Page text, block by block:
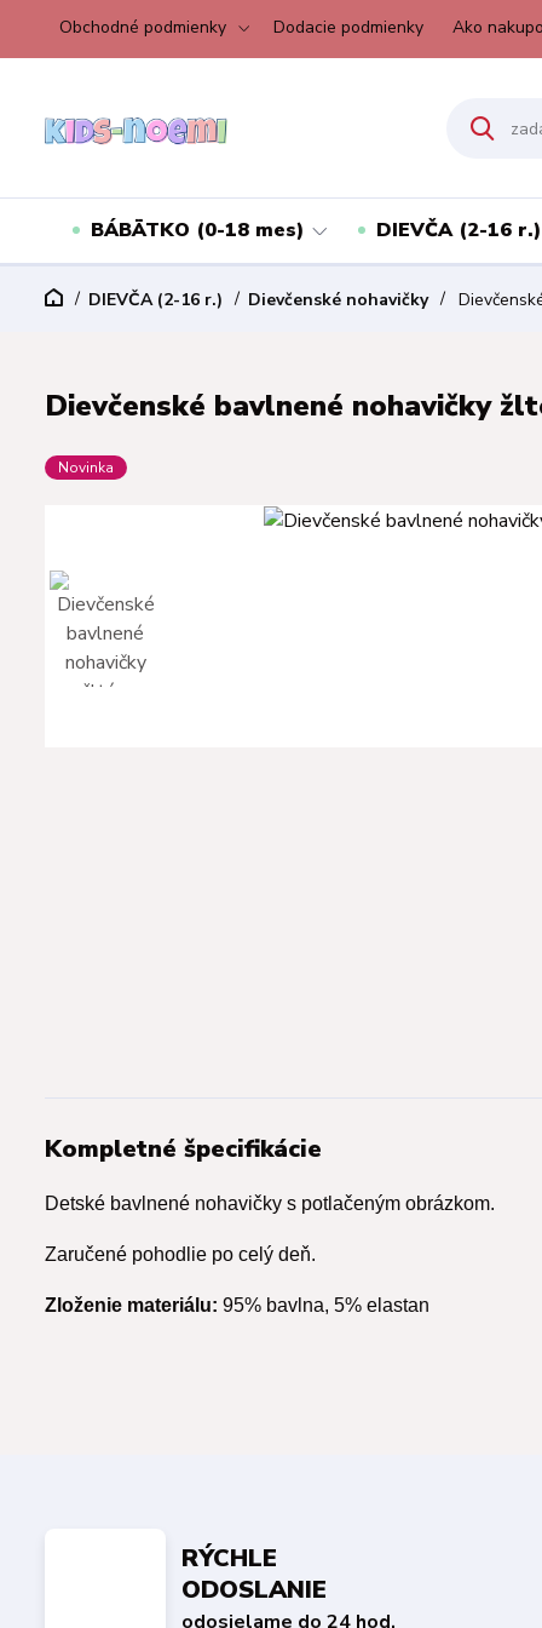
Obchodné podmienky Dodacie podmienky Ako
BÁBÄTKO (0-18 mes) DIEVČA (2-16 r.)
DIEVČA (2-16 r.) Dievčenské nohavičky
Dievčenské bavlnené nohavičky
Novinka
Kompletné špecifikácie
Detské bavlnené nohavičky s potlačeným obrázkom.
Zaručené pohodlie po celý deň.
Zloženie materiálu: 95% bavlna, 5% elastan
RÝCHLE
ODOSLANIE
odosielame do 24 hod.